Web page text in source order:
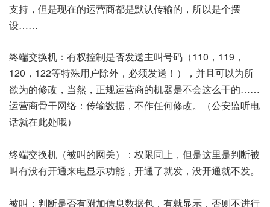
支持，但是现在的运营商都是默认传输的，所以是个摆
设……
终端交换机：有权控制是否发送主叫号码（110，119，
120，122等特殊用户除外，必须发送！），并且可以为所
欲为的修改，当然，正规运营商的机器是不会这么干的……
运营商骨干网络：传输数据，不作任何修改。（公安监听电
话就在此处哦）
终端交换机（被叫的网关）：权限同上，但是这里是判断被
叫有没有开通来电显示功能，开通了就发，没开通就不发。
被叫：判断是否有附加信息数据包，有就显示，否则不进行